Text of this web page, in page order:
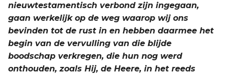
nieuwtestamentisch verbond zijn ingegaan,
gaan werkelijk op de weg waarop wij ons
bevinden tot de rust in en hebben daarmee het
begin van de vervulling van die blijde
boodschap verkregen, die hun nog werd
onthouden, zoals Hij, de Heere, in het reeds